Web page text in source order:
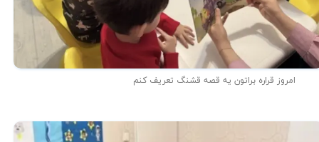
امروز قراره براتون یه قصه قشنگ تعریف کنم